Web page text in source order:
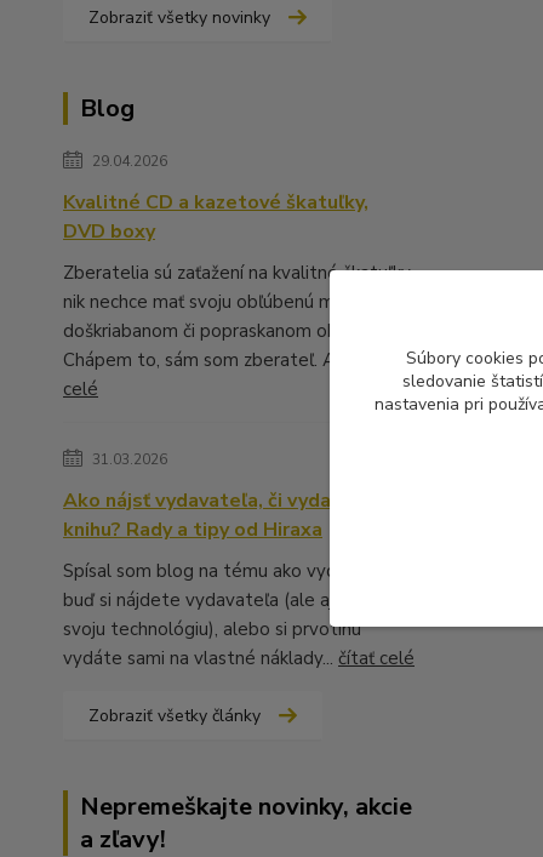
Zobraziť všetky novinky
Blog
29.04.2026
Kvalitné CD a kazetové škatuľky,
DVD boxy
Zberatelia sú zaťažení na kvalitné škatuľky,
nik nechce mať svoju obľúbenú muziku v
doškriabanom či popraskanom obale.
Chápem to, sám som zberateľ. A ...
celé
31.03.2026
Ako nájsť vydavateľa, či vydať vlastnú
knihu? Rady a tipy od Hiraxa
Spísal som blog na tému ako vydať knihu -
buď si nájdete vydavateľa (ale aj to má
svoju technológiu), alebo si prvotinu
vydáte sami na vlastné náklady... čítať celé
Zobraziť všetky články
Nepremeškajte novinky, akcie
a zľavy!
Súbory cookies
sledovanie
nastavenia pri